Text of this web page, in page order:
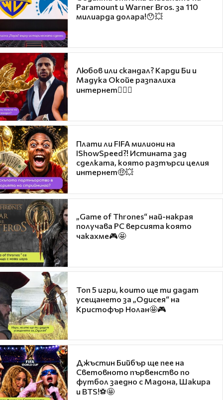
Paramount и Warner Bros. за 110
милиарда долара!😯💥
Любов или скандал? Карди Би и
Мадука Окойе разпалиха
интернет❤️‍🔥🔥
Плати ли FIFA милиони на
IShowSpeed?! Истината зад
сделката, която разтърси целия
интернет🤑💥
„Game of Thrones“ най-накрая
получава PC версията която
чакахме🎮🤩
Топ 5 игри, които ще ти дадат
усещането за „Одисея“ на
Кристофър Нолан🤩🎮
Джъстин Бийбър ще пее на
Световното първенство по
футбол заедно с Мадона, Шакира
и BTS!⚽🤩